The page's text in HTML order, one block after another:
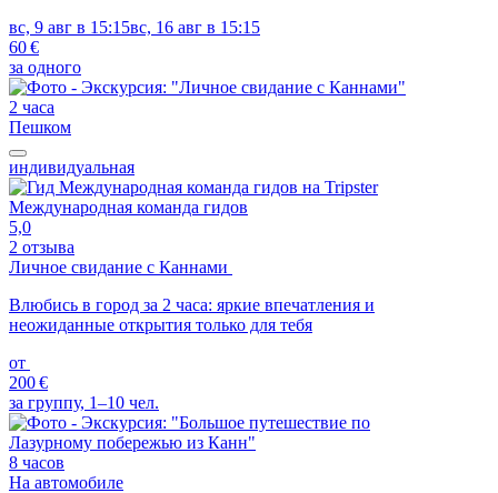
вс, 9 авг в 15:15вс, 16 авг в 15:15
60 €
за одного
2 часа
Пешком
индивидуальная
Международная команда гидов
5,0
2 отзыва
Личное свидание с Каннами
Влюбись в город за 2 часа: яркие впечатления и
неожиданные открытия только для тебя
от
200 €
за группу, 1–10 чел.
8 часов
На автомобиле